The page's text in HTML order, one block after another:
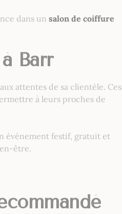
dans un salon de coiffure
Barr
attentes de sa clientèle. Ces
à leurs proches de
événement festif, gratuit et
être.